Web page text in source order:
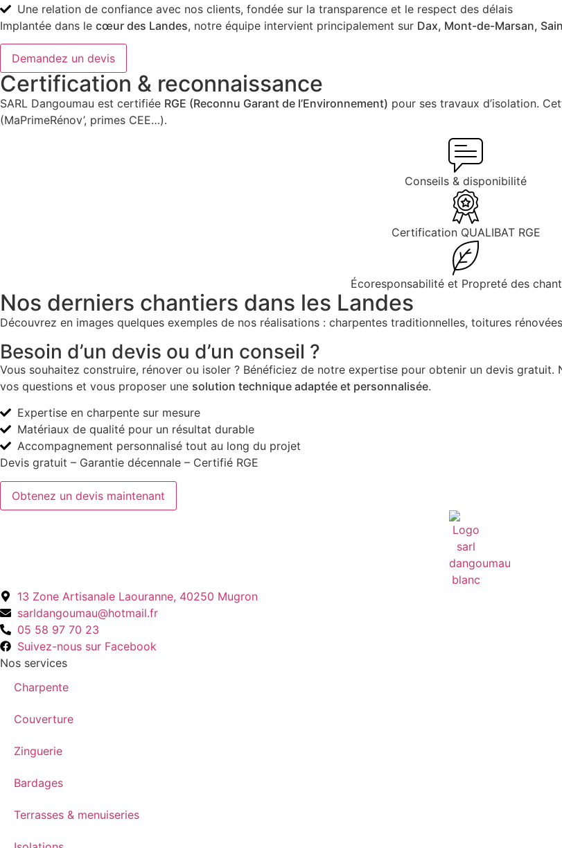
Une relation de confiance avec nos clients, fondée sur la transparence et le respect des délais
Implantée dans le cœur des Landes, notre équipe intervient principalement sur Dax, Mont-de-Marsan,
Demandez un devis
Certification & reconnaissance
SARL Dangoumau est certifiée RGE (Reconnu Garant de l’Environnement) pour ses travaux d’isolation.
(MaPrimeRénov’, primes CEE…).
Conseils & disponibilité
Certification QUALIBAT RGE
Écoresponsabilité et Propreté des
Nos derniers chantiers dans les Landes
Découvrez en images quelques exemples de nos réalisations : charpentes traditionnelles, toitures
Besoin d’un devis ou d’un conseil ?
Vous souhaitez construire, rénover ou isoler ? Bénéficiez de notre expertise pour obtenir un devis
vos questions et vous proposer une solution technique adaptée et personnalisée.
Expertise en charpente sur mesure
Matériaux de qualité pour un résultat durable
Accompagnement personnalisé tout au long du projet
Devis gratuit – Garantie décennale – Certifié RGE
Obtenez un devis maintenant
13 Zone Artisanale Laouranne, 40250 Mugron
sarldangoumau@hotmail.fr
05 58 97 70 23
Suivez-nous sur Facebook
Nos services
Charpente
Couverture
Zinguerie
Bardages
Terrasses & menuiseries